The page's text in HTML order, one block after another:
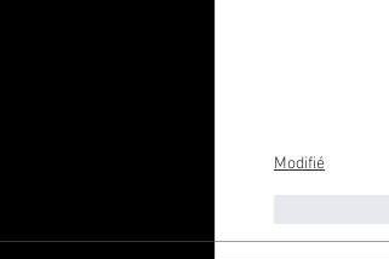
Modifié